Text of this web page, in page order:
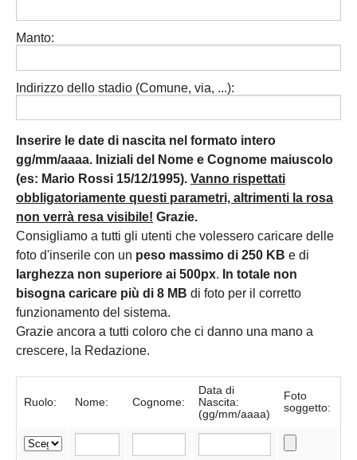
Manto:
Indirizzo dello stadio (Comune, via, ...):
Inserire le date di nascita nel formato intero
gg/mm/aaaa. Iniziali del Nome e Cognome maiuscolo
(es: Mario Rossi 15/12/1995). Vanno rispettati
obbligatoriamente questi parametri, altrimenti la rosa
non verrà resa visibile! Grazie.
Consigliamo a tutti gli utenti che volessero caricare delle
foto d'inserile con un peso massimo di 250 KB e di
larghezza non superiore ai 500px. In totale non
bisogna caricare più di 8 MB di foto per il corretto
funzionamento del sistema.
Grazie ancora a tutti coloro che ci danno una mano a
crescere, la Redazione.
Ruolo: Nome: Cognome:
Data di
Nascita:
(gg/mm/aaaa)
Foto
soggetto: